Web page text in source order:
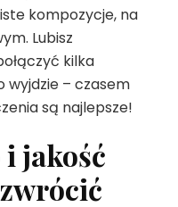
kompozycje, na
Lubisz
kilka
wyjdzie – czasem
są najlepsze!
jakość